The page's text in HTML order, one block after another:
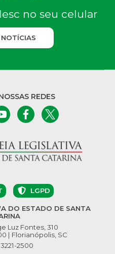
no seu celular
NOTÍCIAS
REDES
LGPD
DO ESTADO DE SANTA
Luz Fontes, 310
| Florianópolis, SC
2500